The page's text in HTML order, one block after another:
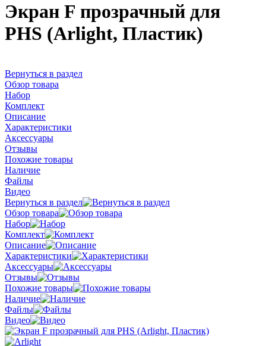
Экран F прозрачный для
PHS (Arlight, Пластик)
Вернуться в раздел
Обзор товара
Набор
Комплект
Описание
Характеристики
Аксессуары
Отзывы
Похожие товары
Наличие
Файлы
Видео
Вернуться в раздел
Обзор товара
Набор
Комплект
Описание
Характеристики
Аксессуары
Отзывы
Похожие товары
Наличие
Файлы
Видео